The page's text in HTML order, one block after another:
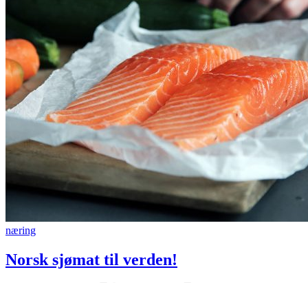
næring
Norsk sjømat til verden!